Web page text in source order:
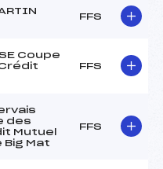
FFS
Coupe
FFS
des
Mutuel
Mat
FFS